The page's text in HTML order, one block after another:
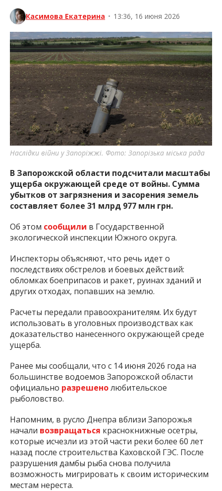
Касимова Екатерина • 13:36, 16 июня 2026
Наслідки війни у Запоріжжі. Фото: Запорізька міська рада
В Запорожской области подсчитали масштабы
ущерба окружающей среде от войны. Сумма
убытков от загрязнения и засорения земель
составляет более 31 млрд 977 млн грн.
Об этом сообщили в Государственной
экологической инспекции Южного округа.
Инспекторы объясняют, что речь идет о
последствиях обстрелов и боевых действий:
обломках боеприпасов и ракет, руинах зданий и
других отходах, попавших на землю.
Расчеты передали правоохранителям. Их будут
использовать в уголовных производствах как
доказательство нанесенного окружающей среде
ущерба.
Ранее мы сообщали, что с 14 июня 2026 года на
большинстве водоемов Запорожской области
официально разрешенолюбительское
рыболовство.
Напомним, в русло Днепра вблизи Запорожья
начали возвращаться краснокнижные осетры,
которые исчезли из этой части реки более 60 лет
назад после строительства Каховской ГЭС. После
разрушения дамбы рыба снова получила
возможность мигрировать к своим историческим
местам нереста.